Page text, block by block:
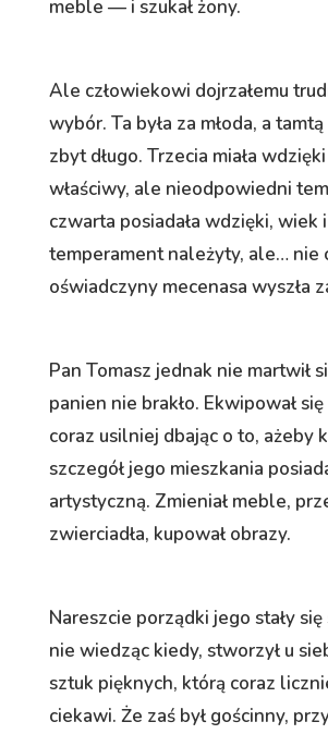
meble — i szukał żony.
Ale człowiekowi dojrzałemu
wybór. Ta była za młoda, a
zbyt długo. Trzecia miała
właściwy, ale nieodpowiedni
czwarta posiadała wdzięki, wiek i
temperament należyty, ale… nie
oświadczyny mecenasa wyszła
Pan Tomasz jednak nie martwił
panien nie brakło. Ekwipował
coraz usilniej dbając o to, ażeby
szczegół jego mieszkania
artystyczną. Zmieniał meble,
zwierciadła, kupował obrazy.
Nareszcie porządki jego stały się
nie wiedząc kiedy, stworzył u
sztuk pięknych, którą coraz
ciekawi. Że zaś był gościnny,